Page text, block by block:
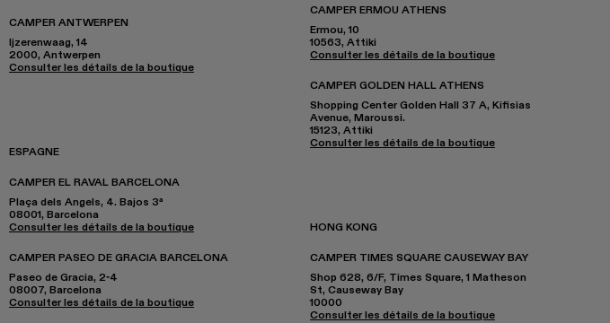
CAMPER ANTWERPEN
Ijzerenwaag, 14
2000, Antwerpen
Consulter les détails de la boutique
ESPAGNE
CAMPER EL RAVAL BARCELONA
Plaça dels Angels, 4. Bajos 3ª
08001, Barcelona
Consulter les détails de la boutique
CAMPER PASEO DE GRACIA BARCELONA
Paseo de Gracia, 2-4
08007, Barcelona
Consulter les détails de la boutique
CAMPER ERMOU ATHENS
Ermou, 10
10563, Attiki
Consulter les détails de la boutique
CAMPER GOLDEN HALL ATHENS
Shopping Center Golden Hall 37 A, Kifisias
Avenue, Maroussi.
15123, Attiki
Consulter les détails de la boutique
HONG KONG
CAMPER TIMES SQUARE CAUSEWAY BAY
Shop 628, 6/F, Times Square, 1 Matheson
St, Causeway Bay
10000
Consulter les détails de la boutique